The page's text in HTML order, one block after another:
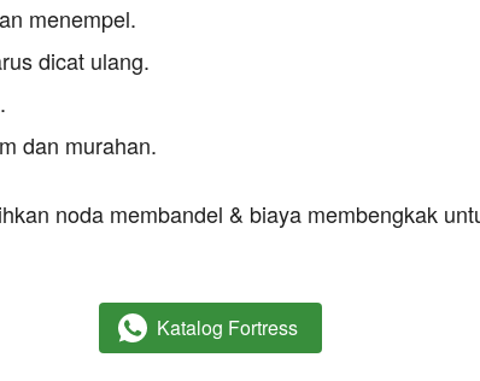
menempel.
dicat ulang.
dan murahan.
noda membandel & biaya membengkak
` Katalog Fortress